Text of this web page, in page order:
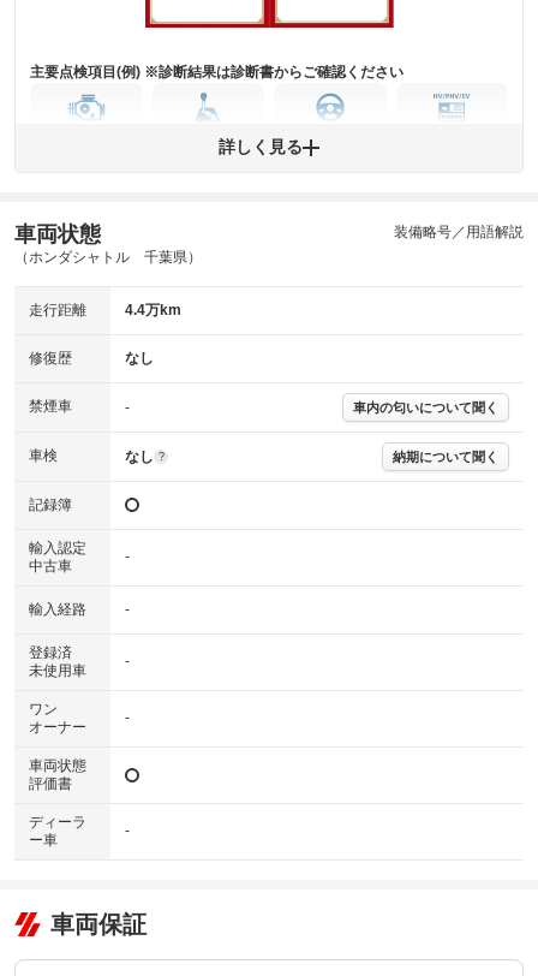
※グー鑑定の評価はあくまでも記載している鑑定日の鑑定結果となりま
主要点検項目(例) ※診断結果は診断書からご確認ください
ミッション
ステアリング
ABS その他
※グー故障診断は保証サービスではございません。購入時は必ず現車をご
※実際にお渡しする故障診断書につきましては、形式および表示項目が異
※グー故障診断書はあくまでも実施時点での診断結果となります。将来に
わたり車両状態を担保するものではありませんので、車両情報等の詳細は
詳しく見る
車両状態
（ホンダシャトル 千葉県）
装備略号／用語解説
走行距離 4.4万km
修復歴 なし
禁煙車 - 車内の匂いについて聞く
車検 なし ? 納期について聞く
記録簿
輸入認定
中古車
-
輸入経路 -
登録済
未使用車
-
ワン
オーナー
-
車両状態
評価書
ディーラ
ー車
-
車両保証